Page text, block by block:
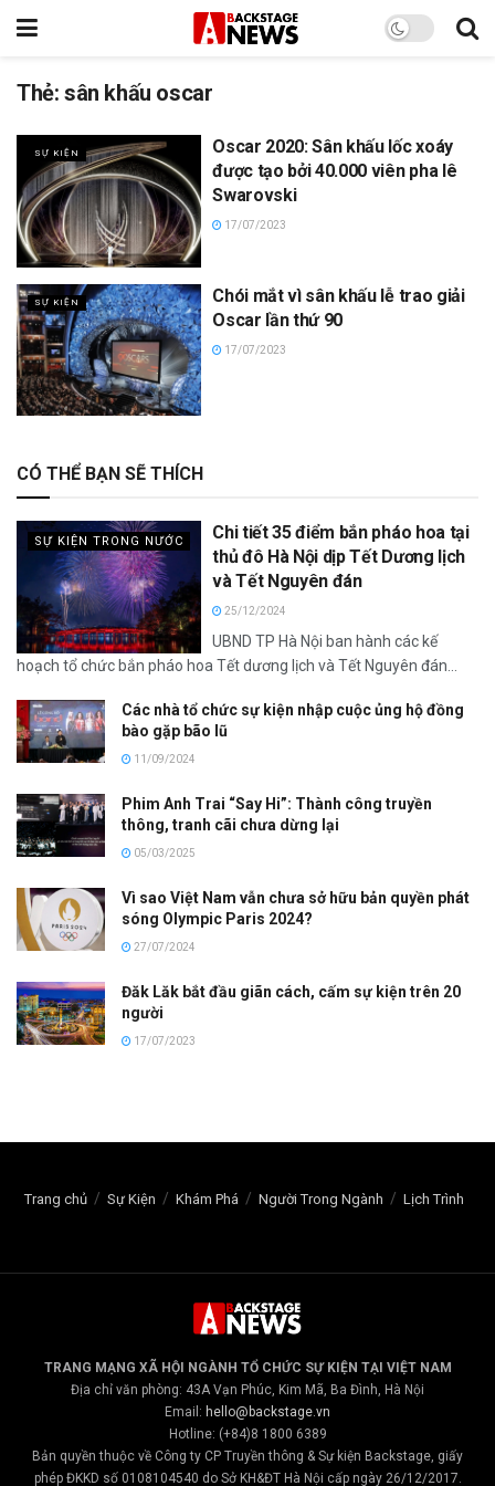
Thẻ:sân khấu oscar
SỰ KIỆN
Oscar 2020: Sân khấu lốc xoáy
được tạo bởi 40.000 viên pha lê
Swarovski
17/07/2023
SỰ KIỆN
Chói mắt vì sân khấu lễ trao giải
Oscar lần thứ 90
17/07/2023
CÓ THỂ BẠN SẼ THÍCH
SỰ KIỆN TRONG NƯỚC
Chi tiết 35 điểm bắn pháo hoa tại
thủ đô Hà Nội dịp Tết Dương lịch
và Tết Nguyên đán
25/12/2024
UBND TP Hà Nội ban hành các kế
hoạch tổ chức bắn pháo hoa Tết dương lịch và Tết Nguyên đán...
Các nhà tổ chức sự kiện nhập cuộc ủng hộ đồng
bào gặp bão lũ
11/09/2024
Phim Anh Trai “Say Hi”: Thành công truyền
thông, tranh cãi chưa dừng lại
05/03/2025
Vì sao Việt Nam vẫn chưa sở hữu bản quyền phát
sóng Olympic Paris 2024?
27/07/2024
Đăk Lăk bắt đầu giãn cách, cấm sự kiện trên 20
người
17/07/2023
Trang chủ Sự Kiện Khám Phá Người Trong Ngành Lịch Trình
TRANG MẠNG XÃ HỘI NGÀNH TỔ CHỨC SỰ KIỆN TẠI VIỆT NAM
Địa chỉ văn phòng: 43A Vạn Phúc, Kim Mã, Ba Đình, Hà Nội
Email: hello@backstage.vn
Hotline: (+84)8 1800 6389
Bản quyền thuộc về Công ty CP Truyền thông & Sự kiện Backstage, giấy
phép ĐKKD số 0108104540 do Sở KH&ĐT Hà Nội cấp ngày 26/12/2017.